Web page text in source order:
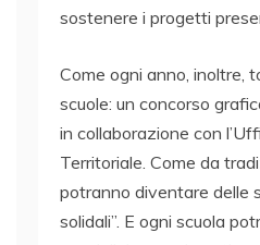
sostenere i progetti
Come ogni anno, inoltre,
scuole: un concorso
in collaborazione con
Territoriale. Come da
potranno diventare delle
solidali”. E ogni scuola